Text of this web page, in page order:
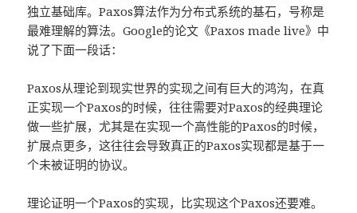
独立基础库。Paxos算法作为分布式系统的基石，号称是
最难理解的算法。Google的论文《Paxos made live》中
说了下面一段话：
Paxos从理论到现实世界的实现之间有巨大的鸿沟，在真
正实现一个Paxos的时候，往往需要对Paxos的经典理论
做一些扩展，尤其是在实现一个高性能的Paxos的时候，
扩展点更多，这往往会导致真正的Paxos实现都是基于一
个未被证明的协议。
理论证明一个Paxos的实现，比实现这个Paxos还要难。